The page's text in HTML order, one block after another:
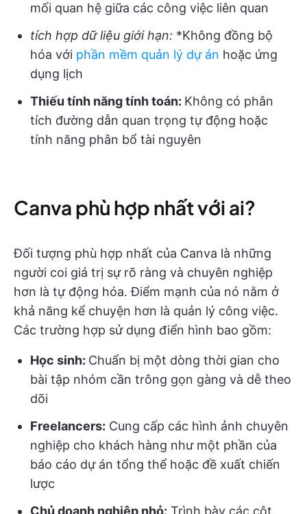
mối quan hệ giữa các công việc liên quan
tích hợp dữ liệu giới hạn: *Không đồng bộ
hóa với phần mềm quản lý dự án hoặc ứng
dụng lịch
Thiếu tính năng tính toán: Không có phân
tích đường dẫn quan trọng tự động hoặc
tính năng phân bổ tài nguyên
Canva phù hợp nhất với ai?
Đối tượng phù hợp nhất của Canva là những
người coi giá trị sự rõ ràng và chuyên nghiệp
hơn là tự động hóa. Điểm mạnh của nó nằm ở
khả năng kể chuyện hơn là quản lý công việc.
Các trường hợp sử dụng điển hình bao gồm:
Học sinh: Chuẩn bị một dòng thời gian cho
bài tập nhóm cần trông gọn gàng và dễ theo
dõi
Freelancers: Cung cấp các hình ảnh chuyên
nghiệp cho khách hàng như một phần của
báo cáo dự án tổng thể hoặc đề xuất chiến
lược